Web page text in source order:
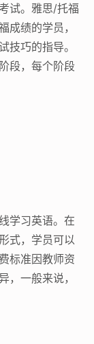
试。雅思/托福
成绩的学员，
技巧的指导。
段，每个阶段
学习英语。在
式，学员可以
标准因教师资
，一般来说，